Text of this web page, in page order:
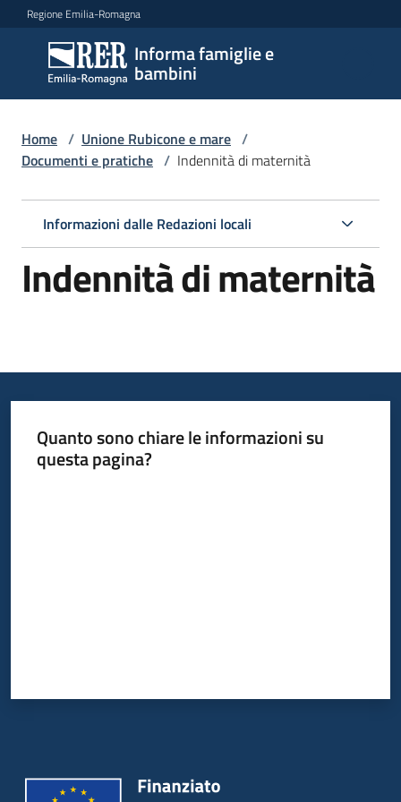
Vai al contenuto
Vai alla navigazione
Vai al footer
Regione Emilia-Romagna
Informa famiglie e
bambini
Informa
famiglie
e
bambini
Argomenti
Servizi
le
Informazioni
Home / Unione Rubicone e mare /
Documenti e pratiche / Indennità di maternità
Informazioni dalle Redazioni locali
Indennità di maternità
Quanto sono chiare le informazioni su
questa pagina?